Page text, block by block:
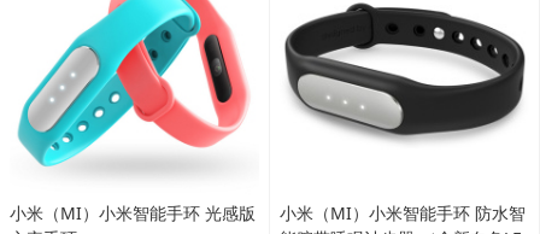
小米（MI）小米智能手环 光感版
小米（MI）小米智能手环 防水智